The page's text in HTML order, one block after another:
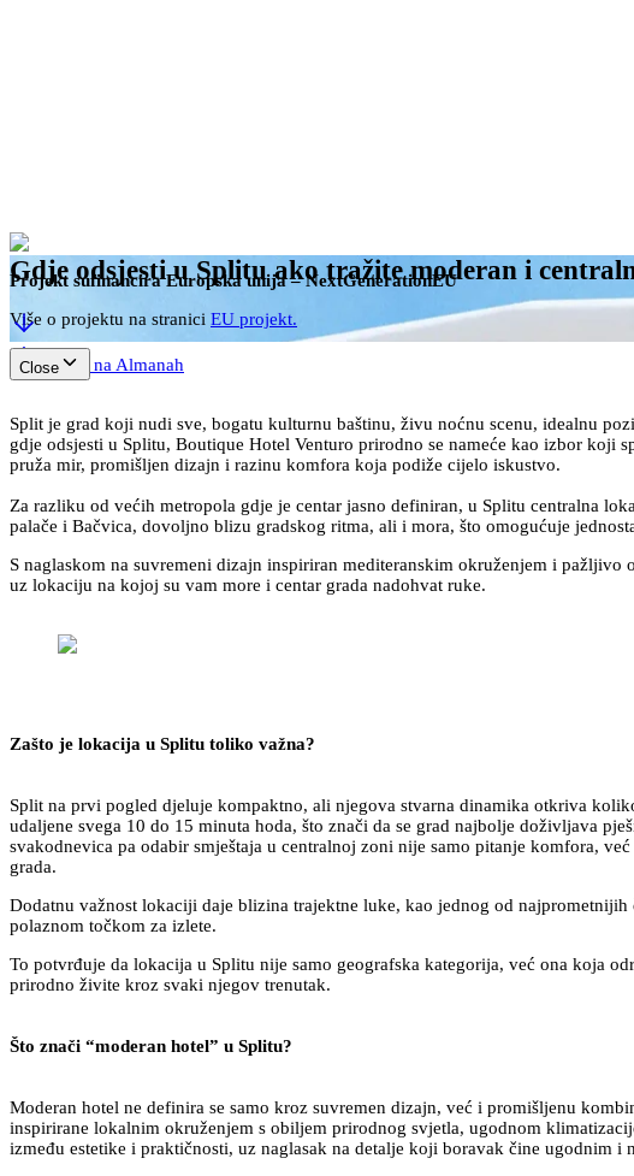
Projekt sufinancira Europska unija – NextGenerationEU
Više o projektu na stranici EU projekt.
Close
Gdje odsjesti u Splitu ako tražite moderan i
Natrag na Almanah
Split je grad koji nudi sve, bogatu kulturnu baštinu, živu noćnu scenu, idealnu
gdje odsjesti u Splitu, Boutique Hotel Venturo prirodno se nameće kao izbor koji
pruža mir, promišljen dizajn i razinu komfora koja podiže cijelo iskustvo.
Za razliku od većih metropola gdje je centar jasno definiran, u Splitu centralna
palače i Bačvica, dovoljno blizu gradskog ritma, ali i mora, što omogućuje
S naglaskom na suvremeni dizajn inspiriran mediteranskim okruženjem i
uz lokaciju na kojoj su vam more i centar grada nadohvat ruke.
Zašto je lokacija u Splitu toliko važna?
Split na prvi pogled djeluje kompaktno, ali njegova stvarna dinamika otkriva
udaljene svega 10 do 15 minuta hoda, što znači da se grad najbolje doživljava
svakodnevica pa odabir smještaja u centralnoj zoni nije samo pitanje komfora,
grada.
Dodatnu važnost lokaciji daje blizina trajektne luke, kao jednog od
polaznom točkom za izlete.
To potvrđuje da lokacija u Splitu nije samo geografska kategorija, već ona koja
prirodno živite kroz svaki njegov trenutak.
Što znači “moderan hotel” u Splitu?
Moderan hotel ne definira se samo kroz suvremen dizajn, već i promišljenu
inspirirane lokalnim okruženjem s obiljem prirodnog svjetla, ugodnom
između estetike i praktičnosti, uz naglasak na detalje koji boravak čine ugodnim i